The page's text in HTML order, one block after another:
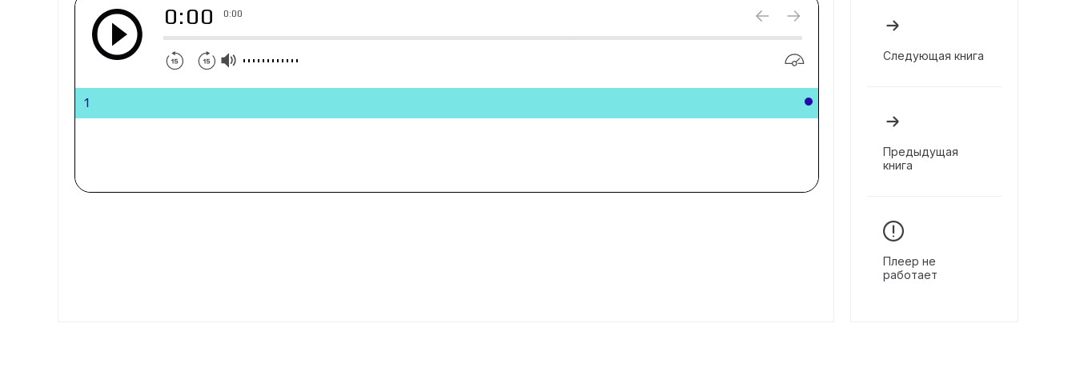
0:00 0:00
1
Следующая книга
Предыдущая
книга
Плеер не
работает